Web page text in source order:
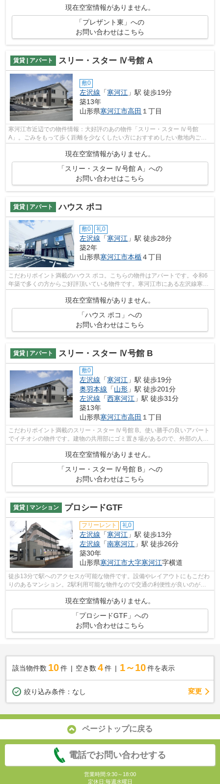
現在空室情報がありません。
「プレザント東」への
お問い合わせはこちら
賃貸 | アパート スリー・スター Ⅳ号館 A
敷0
左沢線 「寒河江 」駅 徒歩19分
築13年
山形県寒河江市高田 １丁目
寒河江市近辺での物件情報：大好評のあの物件「スリー・スター Ⅳ号館
A」。ごみをもって歩く距離を少なくしたい方におすすめしたい敷地内ごみ
現在空室情報がありません。
「スリー・スター Ⅳ号館 A」への
お問い合わせはこちら
賃貸 | アパート ハウス ポコ
敷0 礼0
左沢線 「寒河江 」駅 徒歩28分
築2年
山形県寒河江市本楯４丁目
こだわりポイント満載のハウス ポコ。こちらの物件はアパートです。令和6
年築で多くの方からご好評頂いている物件です。寒河江市にある左沢線寒河
現在空室情報がありません。
「ハウス ポコ」への
お問い合わせはこちら
賃貸 | アパート スリー・スター Ⅳ号館 B
敷0
左沢線 「寒河江 」駅 徒歩19分
奥羽本線 「山形 」駅 徒歩201分
左沢線 「西寒河江 」駅 徒歩31分
築13年
山形県寒河江市高田 １丁目
こだわりポイント満載のスリー・スター Ⅳ号館 B。使い勝手の良いアパート
でイチオシの物件です。建物の共用部にゴミ置き場があるので、外部の人に
ゴミを見られるなどのトラブルも減ら...
現在空室情報がありません。
「スリー・スター Ⅳ号館 B」への
お問い合わせはこちら
賃貸 | マンション プロシードGTF
フリーレント 礼0
左沢線 「寒河江 」駅 徒歩13分
左沢線 「南寒河江 」駅 徒歩26分
築30年
山形県寒河江市大字寒河江字横道
徒歩13分で駅へのアクセスが可能な物件です。設備やレイアウトにもこだわ
りのあるマンション。2駅利用可能な物件なので交通の利便性が良いのが魅
現在空室情報がありません。
「プロシードGTF」への
お問い合わせはこちら
該当物件数 10件 空き数 4 件 1～10 件を表示
絞り込み条件： なし 変更
ページトップに戻る
電話でお問い合わせする
営業時間:9:30～18:00
定休日:毎週水曜日